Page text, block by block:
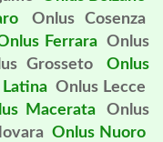
Onlus Cosenza
Ferrara Onlus
Grosseto
Onlus
Onlus Lecce
Macerata
Onlus
Onlus Nuoro